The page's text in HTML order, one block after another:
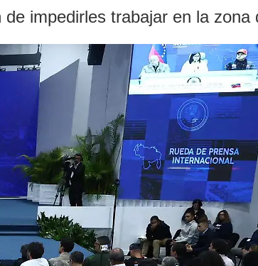
impedirles trabajar en la zona